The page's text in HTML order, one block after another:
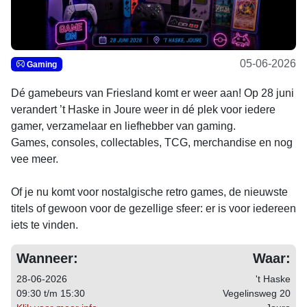
Gaming 05-06-2026
Dé gamebeurs van Friesland komt er weer aan! Op 28 juni
verandert ’t Haske in Joure weer in dé plek voor iedere
gamer, verzamelaar en liefhebber van gaming.
Games, consoles, collectables, TCG, merchandise en nog
vee meer.
Of je nu komt voor nostalgische retro games, de nieuwste
titels of gewoon voor de gezellige sfeer: er is voor iedereen
iets te vinden.
Wanneer:
28-06-2026
09:30 t/m 15:30
Waar:
't Haske
Vegelinsweg 20